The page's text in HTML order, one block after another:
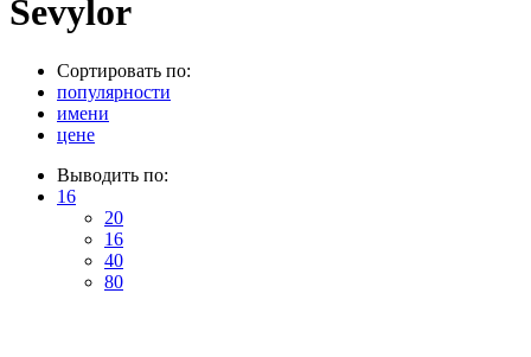
Sevylor
Сортировать по:
популярности
имени
цене
Выводить по:
16
20
16
40
80